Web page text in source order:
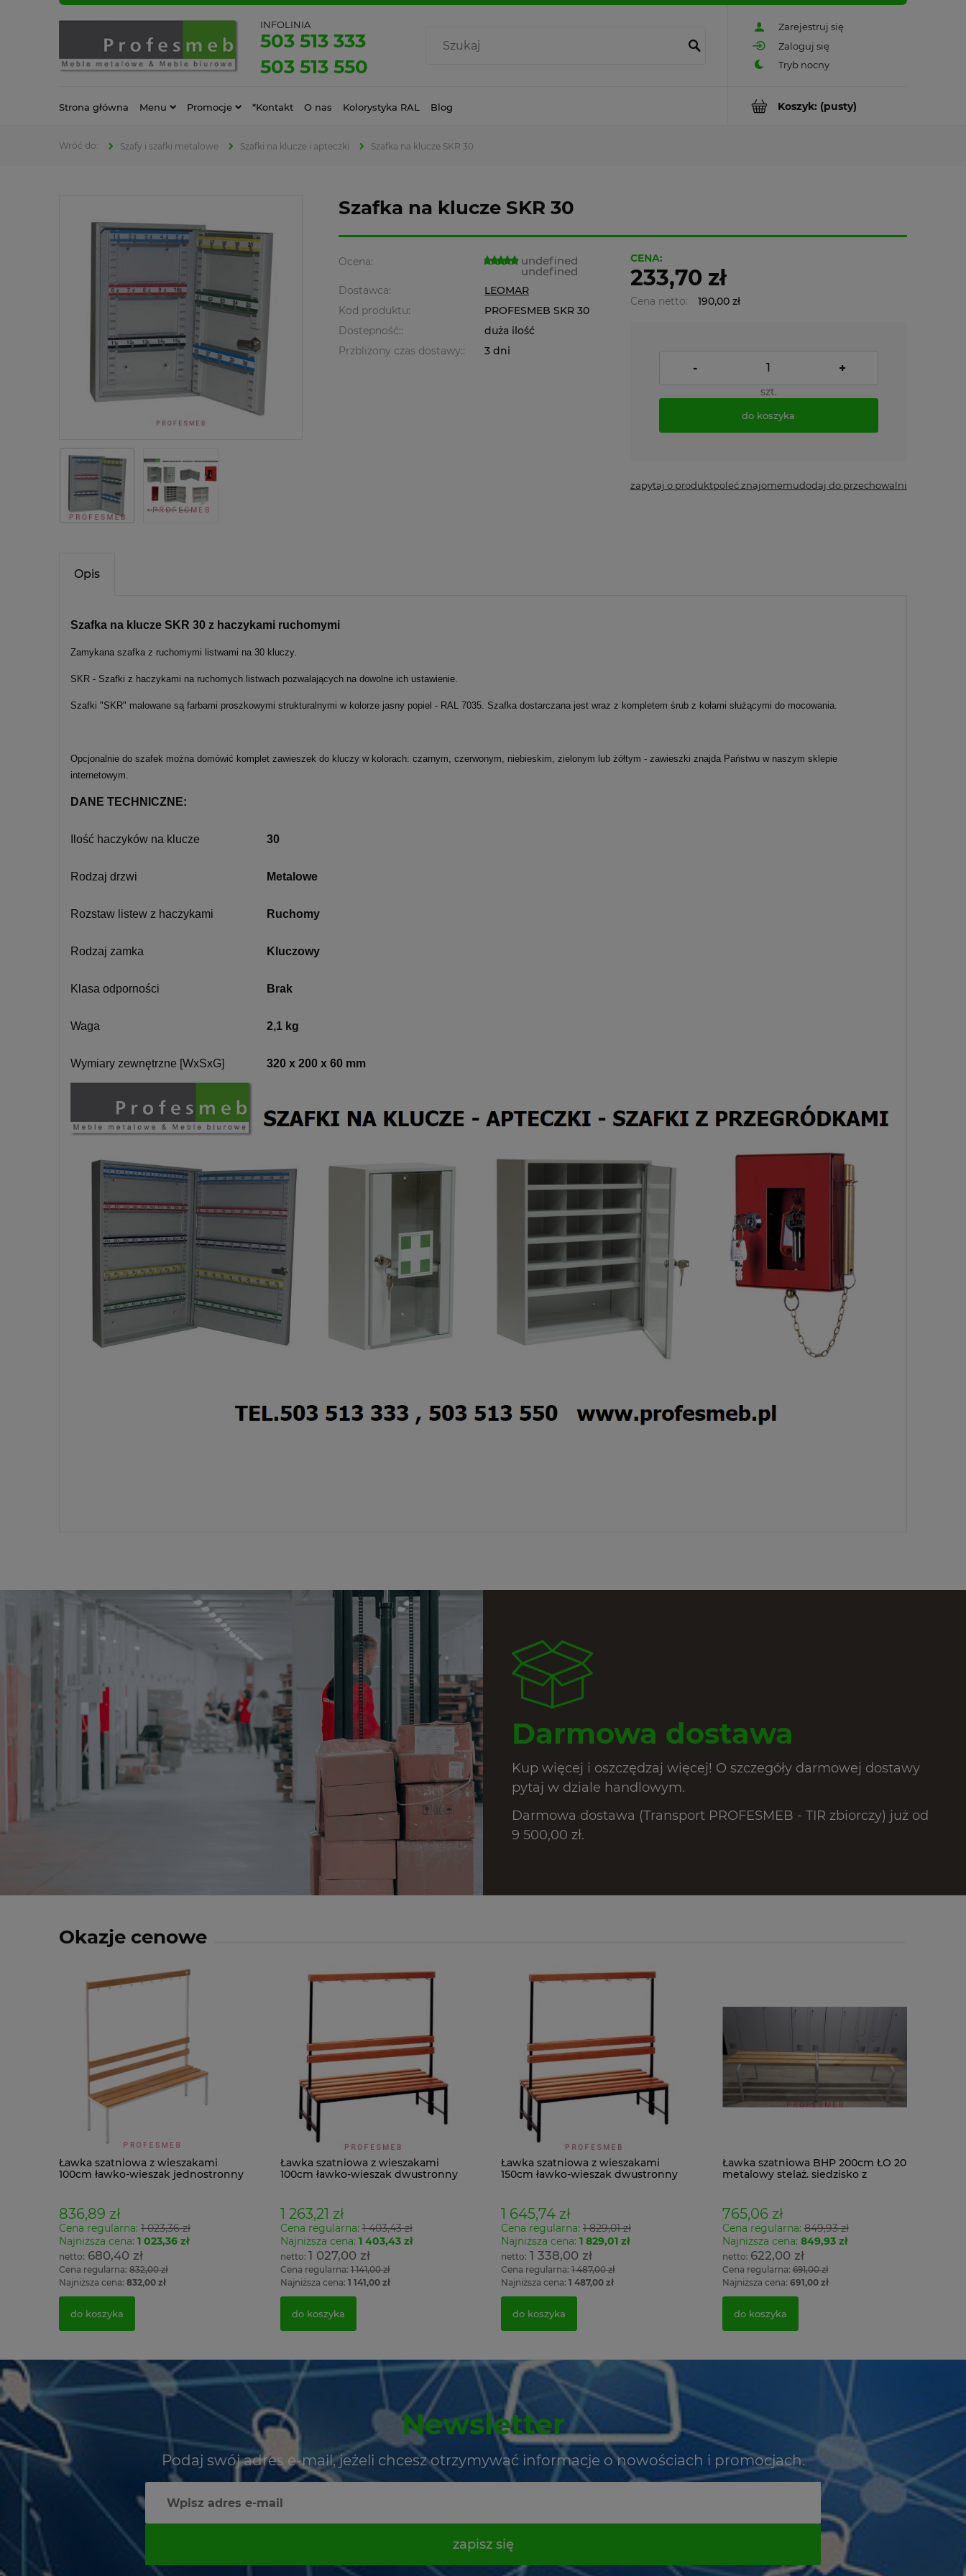
Zarejestruj się
Zaloguj się
INFOLINIA
503 513 333
503 513 550
Koszyk: (pusty)
Strona główna Menu Promocje *Kontakt O nas Kolorystyka RAL Blog
Szafy i szafki metalowe Szafki na klucze i apteczki Szafka na klucze SKR 30
Szafka na klucze SKR 30
Ocena: undefined
undefined
Dostawca:
LEOMAR
Kod produktu:
PROFESMEB SKR 30
Dostepność::
duża ilość
Przbliżony czas dostawy::
3 dni
CENA:
233,70 zł
Cena netto: 190,00 zł
- +
szt.
do koszyka
zapytaj o produktpoleć znajomemudodaj do przechowalni
Opis
Szafka na klucze SKR 30 z haczykami ruchomymi
Zamykana szafka z ruchomymi listwami na 30 kluczy.
SKR - Szafki z haczykami na ruchomych listwach pozwalających na dowolne ich ustawienie.
Szafki "SKR" malowane są farbami proszkowymi strukturalnymi w kolorze jasny popiel - RAL 7035. Szafka dostarczana jest wraz z kompletem śrub z kołami służącymi do mocowania.
Opcjonalnie do szafek można domówić komplet zawieszek do kluczy w kolorach: czarnym, czerwonym, niebieskim, zielonym lub żółtym - zawieszki znajda Państwu w naszym sklepie
internetowym.
DANE TECHNICZNE:
Ilość haczyków na klucze 30
Rodzaj drzwi Metalowe
Rozstaw listew z haczykami Ruchomy
Rodzaj zamka Kluczowy
Klasa odporności Brak
Waga 2,1 kg
Wymiary zewnętrzne [WxSxG] 320 x 200 x 60 mm
Darmowa dostawa
Kup więcej i oszczędzaj więcej! O szczegóły darmowej dostawy
pytaj w dziale handlowym.
Darmowa dostawa (Transport PROFESMEB - TIR zbiorczy) już od
9 500,00 zł.
Okazje cenowe
Ławka szatniowa z wieszakami
100cm ławko-wieszak jednostronny
836,89 zł
Cena regularna: 1 023,36 zł
Najniższa cena: 1 023,36 zł
680,40 zł
Cena regularna: 832,00 zł
Najniższa cena: 832,00 zł
do koszyka
Ławka szatniowa z wieszakami
100cm ławko-wieszak dwustronny
1 263,21 zł
Cena regularna:1 403,43 zł
Najniższa cena: 1 403,43 zł
1 027,00 zł
Cena regularna:1 141,00 zł
Najniższa cena: 1 141,00 zł
do koszyka
Ławka szatniowa z wieszakami
150cm ławko-wieszak dwustronny
1 645,74 zł
Cena regularna: 1 829,01 zł
Najniższa cena: 1 829,01 zł
1 338,00 zł
Cena regularna: 1 487,00 zł
Najniższa cena: 1 487,00 zł
do koszyka
Ławka szatniowa BHP 200cm ŁO 20
metalowy stelaż. siedzisko z
765,06 zł
Cena regularna:849,93 zł
Najniższa cena: 849,93 zł
622,00 zł
Cena regularna:691,00 zł
Najniższa cena: 691,00 zł
do koszyka
Newsletter
Podaj swój adres e-mail, jeżeli chcesz otrzymywać informacje o nowościach i promocjach.
zapisz się